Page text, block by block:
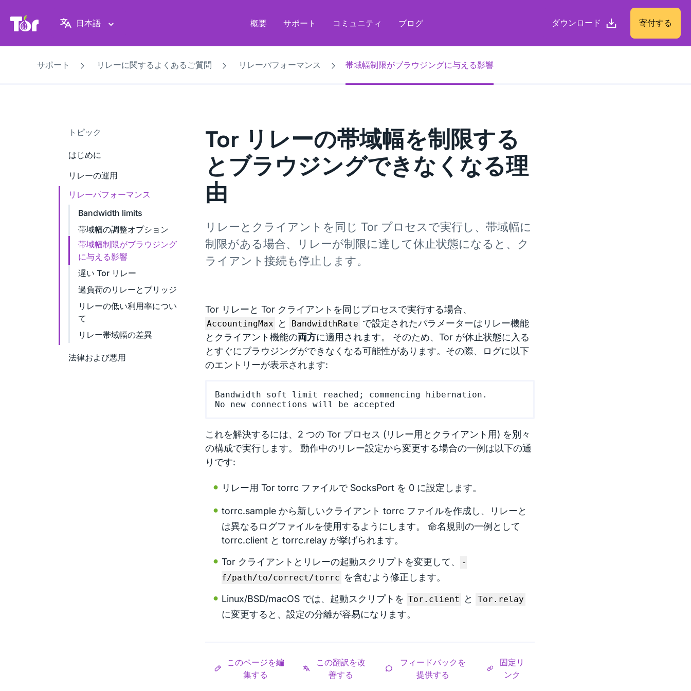
Tor Project ウェブサイト
日本語 概要 サポート コミュニティ ブログ ダウンロード 寄付する
サポート リレーに関するよくあるご質問 リレーパフォーマンス 帯域幅制限がブラウジングに与える影響
トピック
はじめに
リレーの運用
リレーパフォーマンス
Bandwidth limits
帯域幅の調整オプション
帯域幅制限がブラウジング
に与える影響
遅い Tor リレー
過負荷のリレーとブリッジ
リレーの低い利用率につい
て
リレー帯域幅の差異
法律および悪用
Tor リレーの帯域幅を制限する
とブラウジングできなくなる理
由
リレーとクライアントを同じ Tor プロセスで実行し、帯域幅に
制限がある場合、リレーが制限に達して休止状態になると、ク
ライアント接続も停止します。
Tor リレーと Tor クライアントを同じプロセスで実行する場合、
AccountingMax と BandwidthRate で設定されたパラメーターはリレー機能
とクライアント機能の両方に適用されます。 そのため、Tor が休止状態に入る
とすぐにブラウジングができなくなる可能性があります。その際、ログに以下
のエントリーが表示されます:
Bandwidth soft limit reached; commencing hibernation.
これを解決するには、2 つの Tor プロセス (リレー用とクライアント用) を別々
の構成で実行します。 動作中のリレー設定から変更する場合の一例は以下の通
りです:
リレー用 Tor torrc ファイルで SocksPort を 0 に設定します。
torrc.sample から新しいクライアント torrc ファイルを作成し、リレーと
は異なるログファイルを使用するようにします。 命名規則の一例として
torrc.client と torrc.relay が挙げられます。
Tor クライアントとリレーの起動スクリプトを変更して、
-
f/path/to/correct/torrc を含むよう修正します。
Linux/BSD/macOS では、起動スクリプトを Tor.client と Tor.relay
に変更すると、設定の分離が容易になります。
このページを編
集する
この翻訳を改
善する
フィードバックを
提供する
固定リ
ンク